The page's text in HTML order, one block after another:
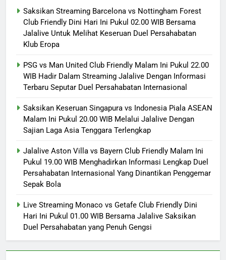
Saksikan Streaming Barcelona vs Nottingham Forest
Club Friendly Dini Hari Ini Pukul 02.00 WIB Bersama
Jalalive Untuk Melihat Keseruan Duel Persahabatan
Klub Eropa
PSG vs Man United Club Friendly Malam Ini Pukul 22.00
WIB Hadir Dalam Streaming Jalalive Dengan Informasi
Terbaru Seputar Duel Persahabatan Internasional
Saksikan Keseruan Singapura vs Indonesia Piala ASEAN
Malam Ini Pukul 20.00 WIB Melalui Jalalive Dengan
Sajian Laga Asia Tenggara Terlengkap
Jalalive Aston Villa vs Bayern Club Friendly Malam Ini
Pukul 19.00 WIB Menghadirkan Informasi Lengkap Duel
Persahabatan Internasional Yang Dinantikan Penggemar
Sepak Bola
Live Streaming Monaco vs Getafe Club Friendly Dini
Hari Ini Pukul 01.00 WIB Bersama Jalalive Saksikan
Duel Persahabatan yang Penuh Gengsi